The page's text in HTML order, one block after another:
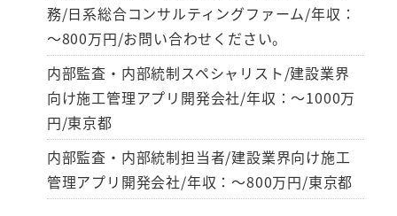
務/日系総合コンサルティングファーム/年収：
～800万円/お問い合わせください。
内部監査・内部統制スペシャリスト/建設業界
向け施工管理アプリ開発会社/年収：～1000万
円/東京都
内部監査・内部統制担当者/建設業界向け施工
管理アプリ開発会社/年収：～800万円/東京都